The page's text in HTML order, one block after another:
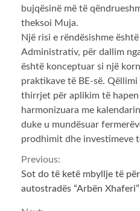
bujqësinë më të
theksoi Muja.
Një risi e rëndësishme
Administrativ, për dallim
është konceptuar si një
praktikave të BE-së.
thirrjet për aplikim të
harmonizuara me
duke u mundësuar
prodhimit dhe investimeve
Continue
Reading
Previous:
Sot do të ketë mbyllje të
autostradës “Arbën Xhaferi”